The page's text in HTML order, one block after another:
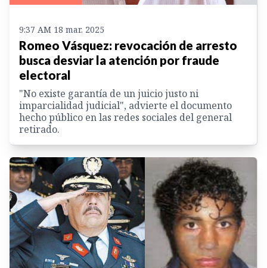
9:37 AM 18 mar. 2025
Romeo Vásquez: revocación de arresto
busca desviar la atención por fraude
electoral
"No existe garantía de un juicio justo ni
imparcialidad judicial", advierte el documento
hecho público en las redes sociales del general
retirado.